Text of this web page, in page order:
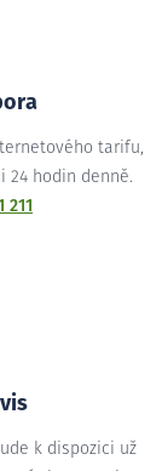
tarifu,
24 hodin denně.
211
k dispozici už